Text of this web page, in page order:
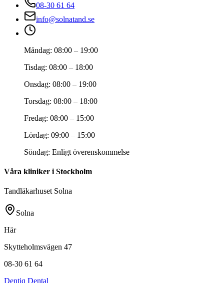
08-30 61 64
info@solnatand.se
Måndag: 08:00 – 19:00
Tisdag: 08:00 – 18:00
Onsdag: 08:00 – 19:00
Torsdag: 08:00 – 18:00
Fredag: 08:00 – 15:00
Lördag: 09:00 – 15:00
Söndag: Enligt överenskommelse
Våra kliniker i Stockholm
Tandläkarhuset Solna
Solna
Här
Skytteholmsvägen 47
08-30 61 64
Dentiq Dental